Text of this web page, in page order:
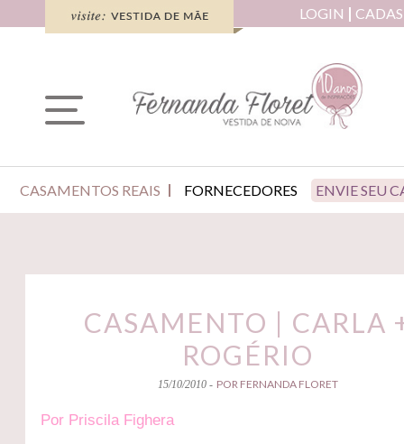
LOGIN
CASAMENTOS REAIS FORNECEDORES ENVIE SEU
CASAMENTO | CARLA
ROGÉRIO
15/10/2010 - POR FERNANDA FLORET
Por Priscila Fighera